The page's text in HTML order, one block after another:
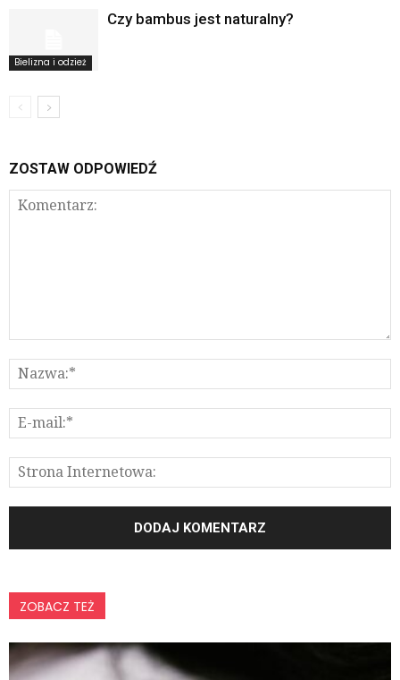
Bielizna i odzież
Czy bambus jest naturalny?
ZOSTAW ODPOWIEDŹ
ZOBACZ TEŻ